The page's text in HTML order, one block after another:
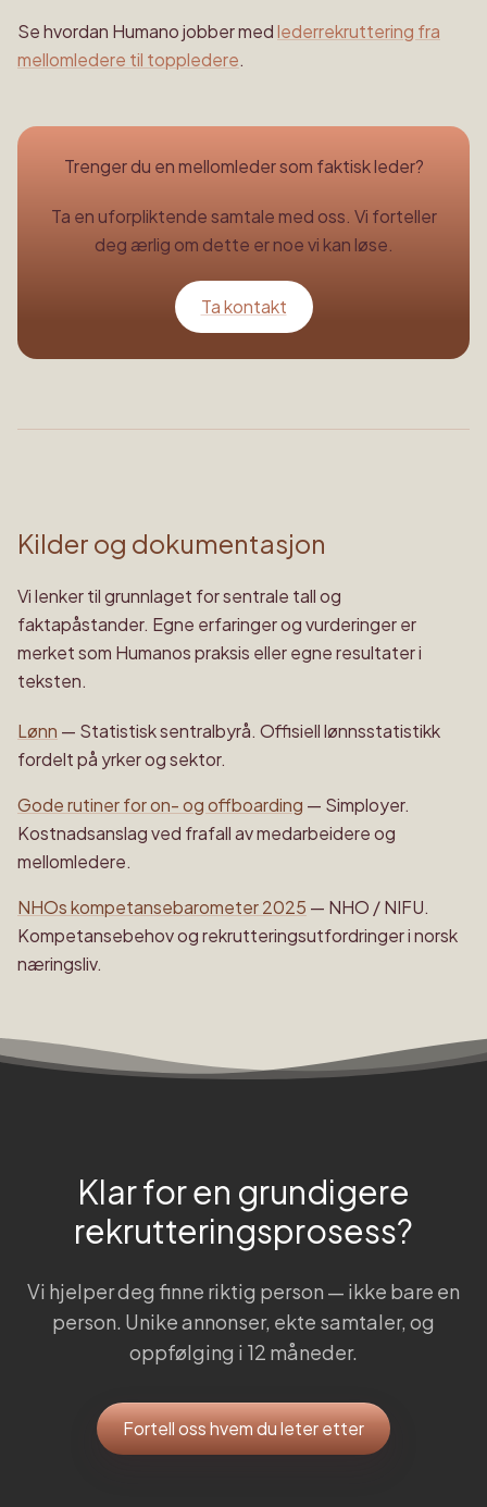
Se hvordan Humano jobber medlederrekruttering fra
mellomledere til toppledere.
Trenger du en mellomleder som faktisk leder?
Ta en uforpliktende samtale med oss. Vi forteller
deg ærlig om dette er noe vi kan løse.
Ta kontakt
Kilder og dokumentasjon
Vi lenker til grunnlaget for sentrale tall og
faktapåstander. Egne erfaringer og vurderinger er
merket som Humanos praksis eller egne resultater i
teksten.
Lønn — Statistisk sentralbyrå. Offisiell lønnsstatistikk
fordelt på yrker og sektor.
Gode rutiner for on- og offboarding — Simployer.
Kostnadsanslag ved frafall av medarbeidere og
mellomledere.
NHOs kompetansebarometer 2025 — NHO / NIFU.
Kompetansebehov og rekrutteringsutfordringer i norsk
næringsliv.
Klar for en grundigere
rekrutteringsprosess?
Vi hjelper deg finne riktig person — ikke bare en
person. Unike annonser, ekte samtaler, og
oppfølging i 12 måneder.
Fortell oss hvem du leter etter